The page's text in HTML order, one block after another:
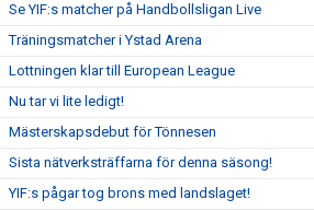
Se YIF:s matcher på Handbollsligan Live
Träningsmatcher i Ystad Arena
Lottningen klar till European League
Nu tar vi lite ledigt!
Mästerskapsdebut för Tönnesen
Sista nätverksträffarna för denna säsong!
YIF:s pågar tog brons med landslaget!